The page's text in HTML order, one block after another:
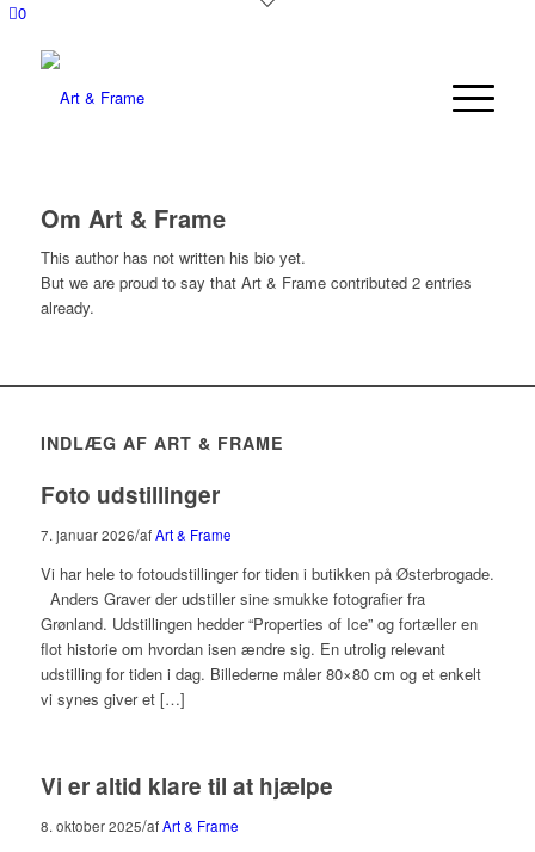
0
Om Art & Frame
This author has not written his bio yet.
But we are proud to say that Art & Framecontributed 2 entries
already.
INDLÆG AF ART & FRAME
Foto udstillinger
7. januar 2026/afArt & Frame
Vi har hele to fotoudstillinger for tiden i butikken på Østerbrogade.
Anders Graver der udstiller sine smukke fotografier fra
Grønland. Udstillingen hedder “Properties of Ice” og fortæller en
flot historie om hvordan isen ændre sig. En utrolig relevant
udstilling for tiden i dag. Billederne måler 80×80 cm og et enkelt
vi synes giver et […]
Vi er altid klare til at hjælpe
8. oktober 2025/afArt & Frame